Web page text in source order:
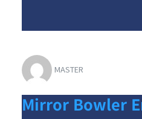
MASTER
Mirror Bowler